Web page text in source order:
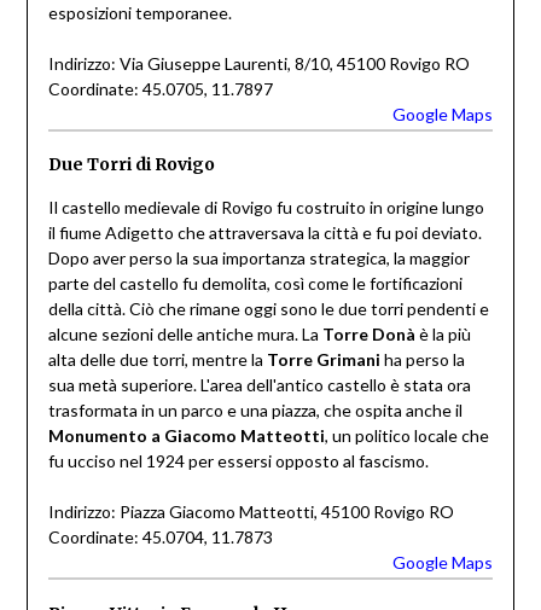
esposizioni temporanee.
Indirizzo: Via Giuseppe Laurenti, 8/10, 45100 Rovigo RO
Coordinate: 45.0705, 11.7897
Google Maps
Due Torri di Rovigo
Il castello medievale di Rovigo fu costruito in origine lungo
il fiume Adigetto che attraversava la città e fu poi deviato.
Dopo aver perso la sua importanza strategica, la maggior
parte del castello fu demolita, così come le fortificazioni
della città. Ciò che rimane oggi sono le due torri pendenti e
alcune sezioni delle antiche mura. La Torre Donà è la più
alta delle due torri, mentre la Torre Grimani ha perso la
sua metà superiore. L'area dell'antico castello è stata ora
trasformata in un parco e una piazza, che ospita anche il
Monumento a Giacomo Matteotti, un politico locale che
fu ucciso nel 1924 per essersi opposto al fascismo.
Indirizzo: Piazza Giacomo Matteotti, 45100 Rovigo RO
Coordinate: 45.0704, 11.7873
Google Maps